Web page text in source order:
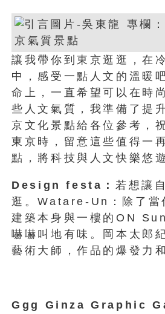
讓我帶你到東京逛逛，在
中，感受一點人文的溫暖
命上，一直希望可以在時
些人文氣質，我準備了提
京文化景點給各位參考，
東京時，留意這些值得一
點，將科技與人文快樂悠
Design festa： 若想讓
逛。Watare-Un：除了當
建築本身與一樓的ON
嚇嚇叫地有味。岡本太郎
藝術大師，作品的爆發力
Ggg Ginza Graphic